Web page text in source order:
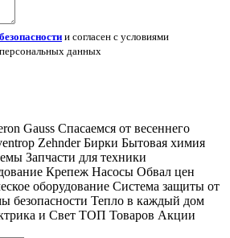
и согласен с условиями
данных
Gauss Спасаемся от весеннего
Zehnder Бирки Бытовая химия
Запчасти для техники
Крепеж Насосы Обвал цен
оборудование Система защиты от
безопасности Тепло в каждый дом
и Свет ТОП Товаров Акции